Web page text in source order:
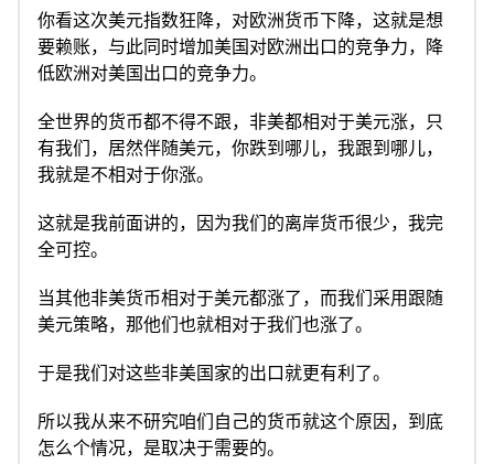
你看这次美元指数狂降，对欧洲货币下降，这就是想
要赖账，与此同时增加美国对欧洲出口的竞争力，降
低欧洲对美国出口的竞争力。
全世界的货币都不得不跟，非美都相对于美元涨，只
有我们，居然伴随美元，你跌到哪儿，我跟到哪儿，
我就是不相对于你涨。
这就是我前面讲的，因为我们的离岸货币很少，我完
全可控。
当其他非美货币相对于美元都涨了，而我们采用跟随
美元策略，那他们也就相对于我们也涨了。
于是我们对这些非美国家的出口就更有利了。
所以我从来不研究咱们自己的货币就这个原因，到底
怎么个情况，是取决于需要的。